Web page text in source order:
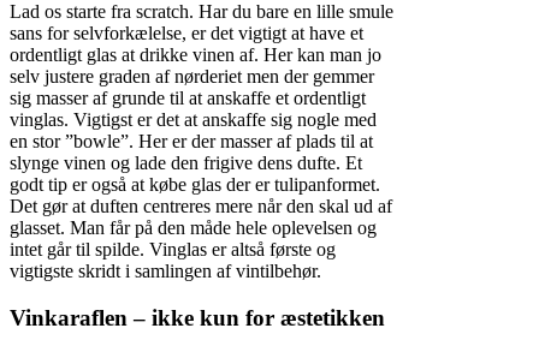
Lad os starte fra scratch. Har du bare en lille smule
sans for selvforkælelse, er det vigtigt at have et
ordentligt glas at drikke vinen af. Her kan man jo
selv justere graden af nørderiet men der gemmer
sig masser af grunde til at anskaffe et ordentligt
vinglas. Vigtigst er det at anskaffe sig nogle med
en stor ”bowle”. Her er der masser af plads til at
slynge vinen og lade den frigive dens dufte. Et
godt tip er også at købe glas der er tulipanformet.
Det gør at duften centreres mere når den skal ud af
glasset. Man får på den måde hele oplevelsen og
intet går til spilde. Vinglas er altså første og
vigtigste skridt i samlingen af vintilbehør.
Vinkaraflen – ikke kun for æstetikken